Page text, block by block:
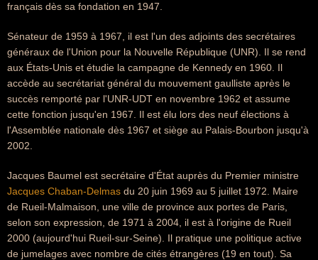
français dès sa fondation en 1947.
Sénateur de 1959 à 1967, il est l'un des adjoints des secrétaires
généraux de l'Union pour la Nouvelle République (UNR). Il se rend
aux États-Unis et étudie la campagne de Kennedy en 1960. Il
accède au secrétariat général du mouvement gaulliste après le
succès remporté par l'UNR-UDT en novembre 1962 et assume
cette fonction jusqu'en 1967. Il est élu lors des neuf élections à
l'Assemblée nationale dès 1967 et siège au Palais-Bourbon jusqu'à
2002.
Jacques Baumel est secrétaire d'État auprès du Premier ministre
Jacques Chaban-Delmas du 20 juin 1969 au 5 juillet 1972. Maire
de Rueil-Malmaison, une ville de province aux portes de Paris,
selon son expression, de 1971 à 2004, il est à l'origine de Rueil
2000 (aujourd'hui Rueil-sur-Seine). Il pratique une politique active
de jumelages avec nombre de cités étrangères (19 en tout). Sa